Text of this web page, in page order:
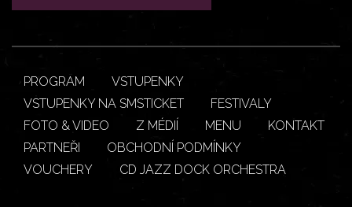
PROGRAM
VSTUPENKY
VSTUPENKY NA SMSTICKET
FESTIVALY
FOTO & VIDEO
Z MÉDIÍ MENU
KONTAKT
PARTNEŘI
OBCHODNÍ PODMÍNKY
VOUCHERY
CD JAZZ DOCK ORCHESTRA